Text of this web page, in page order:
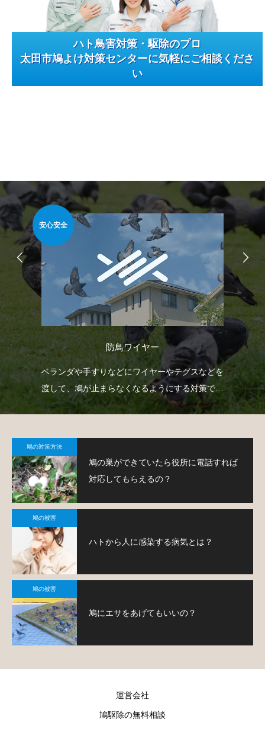
ハト鳥害対策・駆除のプロ
太田市鳩よけ対策センターに気軽にご相談くださ
い
安心安全
防鳥ワイヤー
ベランダや手すりなどにワイヤーやテグスなどを
渡して、鳩が止まらなくなるようにする対策で
す。
鳩の対策方法
鳩の巣ができていたら役所に電話すれば
対応してもらえるの？
鳩の被害
ハトから人に感染する病気とは？
鳩の被害
鳩にエサをあげてもいいの？
運営会社
鳩駆除の無料相談